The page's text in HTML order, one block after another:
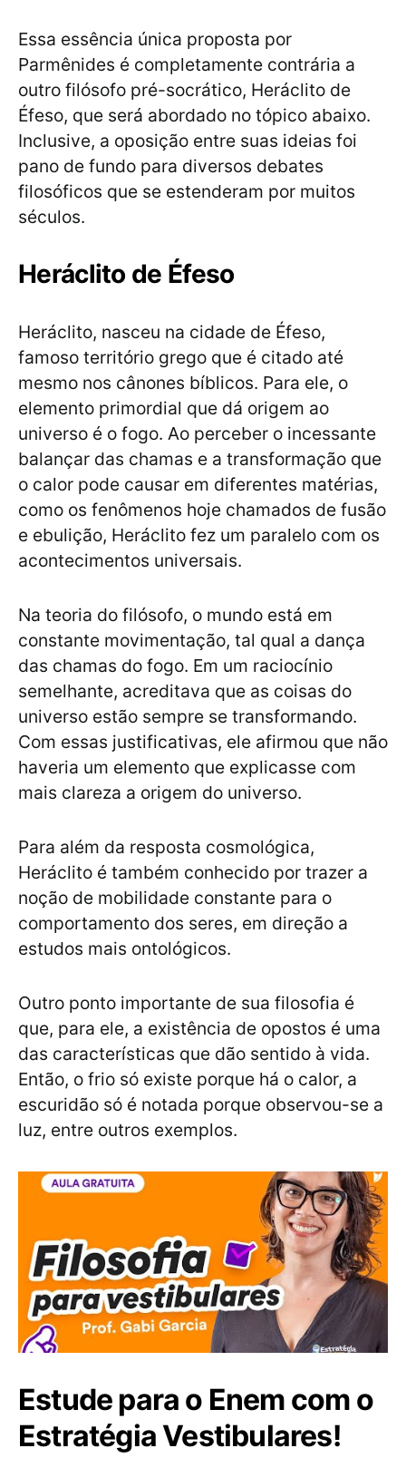
Essa essência única proposta por
Parmênides é completamente contrária a
outro filósofo pré-socrático, Heráclito de
Éfeso, que será abordado no tópico abaixo.
Inclusive, a oposição entre suas ideias foi
pano de fundo para diversos debates
filosóficos que se estenderam por muitos
séculos.
Heráclito de Éfeso
Heráclito, nasceu na cidade de Éfeso,
famoso território grego que é citado até
mesmo nos cânones bíblicos. Para ele, o
elemento primordial que dá origem ao
universo é o fogo. Ao perceber o incessante
balançar das chamas e a transformação que
o calor pode causar em diferentes matérias,
como os fenômenos hoje chamados de fusão
e ebulição, Heráclito fez um paralelo com os
acontecimentos universais.
Na teoria do filósofo, o mundo está em
constante movimentação, tal qual a dança
das chamas do fogo. Em um raciocínio
semelhante, acreditava que as coisas do
universo estão sempre se transformando.
Com essas justificativas, ele afirmou que não
haveria um elemento que explicasse com
mais clareza a origem do universo.
Para além da resposta cosmológica,
Heráclito é também conhecido por trazer a
noção de mobilidade constante para o
comportamento dos seres, em direção a
estudos mais ontológicos.
Outro ponto importante de sua filosofia é
que, para ele, a existência de opostos é uma
das características que dão sentido à vida.
Então, o frio só existe porque há o calor, a
escuridão só é notada porque observou-se a
luz, entre outros exemplos.
Estude para o Enem com o
Estratégia Vestibulares!